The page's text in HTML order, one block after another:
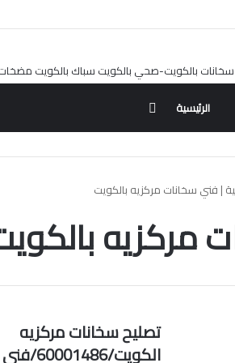
الرئيسية
عن
| فني سخانات مركزيه بالكويت
مركزيه
تصليح سخانات مركزيه
الكويت/